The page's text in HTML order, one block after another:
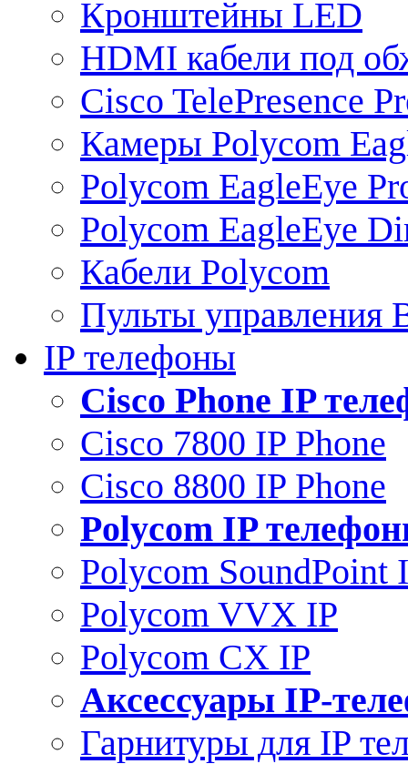
Кронштейны LED
HDMI кабели под
Cisco TelePresence
Камеры Polycom
Polycom EagleEye
Polycom EagleEye
Кабели Polycom
Пульты управления
IP телефоны
Сisco Phone IP
Cisco 7800 IP Phone
Cisco 8800 IP Phone
Polycom IP
Polycom SoundPoint
Polycom VVX IP
Polycom CX IP
Аксессуары IP-
Гарнитуры для IP